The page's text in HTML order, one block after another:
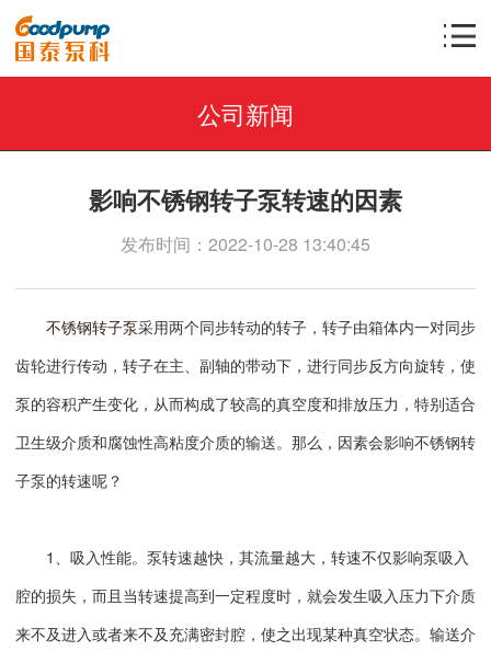
公司新闻
影响不锈钢转子泵转速的因素
发布时间：2022-10-28 13:40:45
不锈钢转子泵采用两个同步转动的转子，转子由箱体内一对同步
齿轮进行传动，转子在主、副轴的带动下，进行同步反方向旋转，使
泵的容积产生变化，从而构成了较高的真空度和排放压力，特别适合
卫生级介质和腐蚀性高粘度介质的输送。那么，因素会影响不锈钢转
子泵的转速呢？
1、吸入性能。泵转速越快，其流量越大，转速不仅影响泵吸入
腔的损失，而且当转速提高到一定程度时，就会发生吸入压力下介质
来不及进入或者来不及充满密封腔，使之出现某种真空状态。输送介